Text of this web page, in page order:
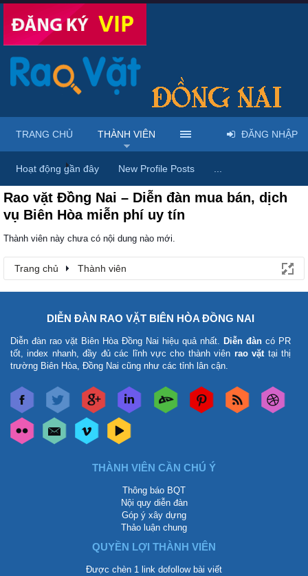
Trang chủ Thành viên
Rao vặt Đồng Nai – Diễn đàn mua bán, dịch
vụ Biên Hòa miễn phí uy tín
Thành viên này chưa có nội dung nào mới.
Trang chủ Thành viên
TRANG CHỦ THÀNH VIÊN
Hoạt động gần đây New Profile Posts
ĐĂNG NHẬP
DIỄN ĐÀN RAO VẶT BIÊN HÒA ĐỒNG NAI
Diễn đàn rao vặt Biên Hòa Đồng Nai hiệu quả nhất. Diễn đàn có PR
tốt, index nhanh, đầy đủ các lĩnh vực cho thành viên rao vặttại thị
trường Biên Hòa, Đồng Nai cũng như các tỉnh lân cận.
THÀNH VIÊN CẦN CHÚ Ý
Thông báo BQT
Nội quy diễn đàn
Góp ý xây dựng
Thảo luận chung
QUYỀN LỢI THÀNH VIÊN
Được chèn 1 link dofollow bài viết